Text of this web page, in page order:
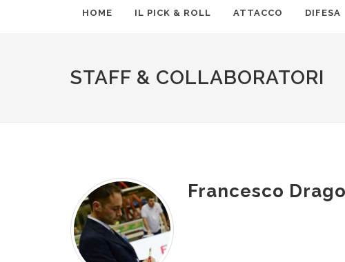
HOME IL PICK & ROLL ATTACCO DIFESA
STAFF & COLLABORATORI
Francesco